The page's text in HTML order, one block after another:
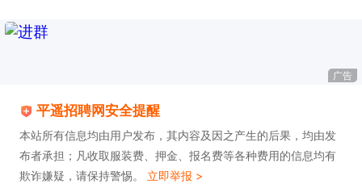
广告
平遥招聘网安全提醒
本站所有信息均由用户发布，其内容及因之产生的后果，均由发
布者承担；凡收取服装费、押金、报名费等各种费用的信息均有
欺诈嫌疑，请保持警惕。 立即举报 >